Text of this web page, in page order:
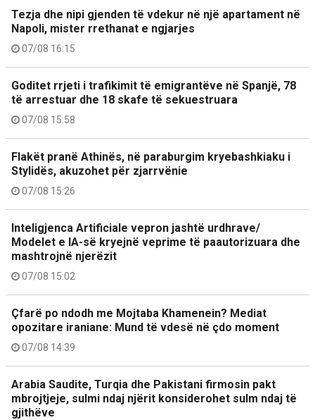
Tezja dhe nipi gjenden të vdekur në një apartament në
Napoli, mister rrethanat e ngjarjes
07/08 16:15
Goditet rrjeti i trafikimit të emigrantëve në Spanjë, 78
të arrestuar dhe 18 skafe të sekuestruara
07/08 15:58
Flakët pranë Athinës, në paraburgim kryebashkiaku i
Stylidës, akuzohet për zjarrvënie
07/08 15:26
Inteligjenca Artificiale vepron jashtë urdhrave/
Modelet e IA-së kryejnë veprime të paautorizuara dhe
mashtrojnë njerëzit
07/08 15:02
Çfarë po ndodh me Mojtaba Khamenein? Mediat
opozitare iraniane: Mund të vdesë në çdo moment
07/08 14:39
Arabia Saudite, Turqia dhe Pakistani firmosin pakt
mbrojtjeje, sulmi ndaj njërit konsiderohet sulm ndaj të
gjithëve